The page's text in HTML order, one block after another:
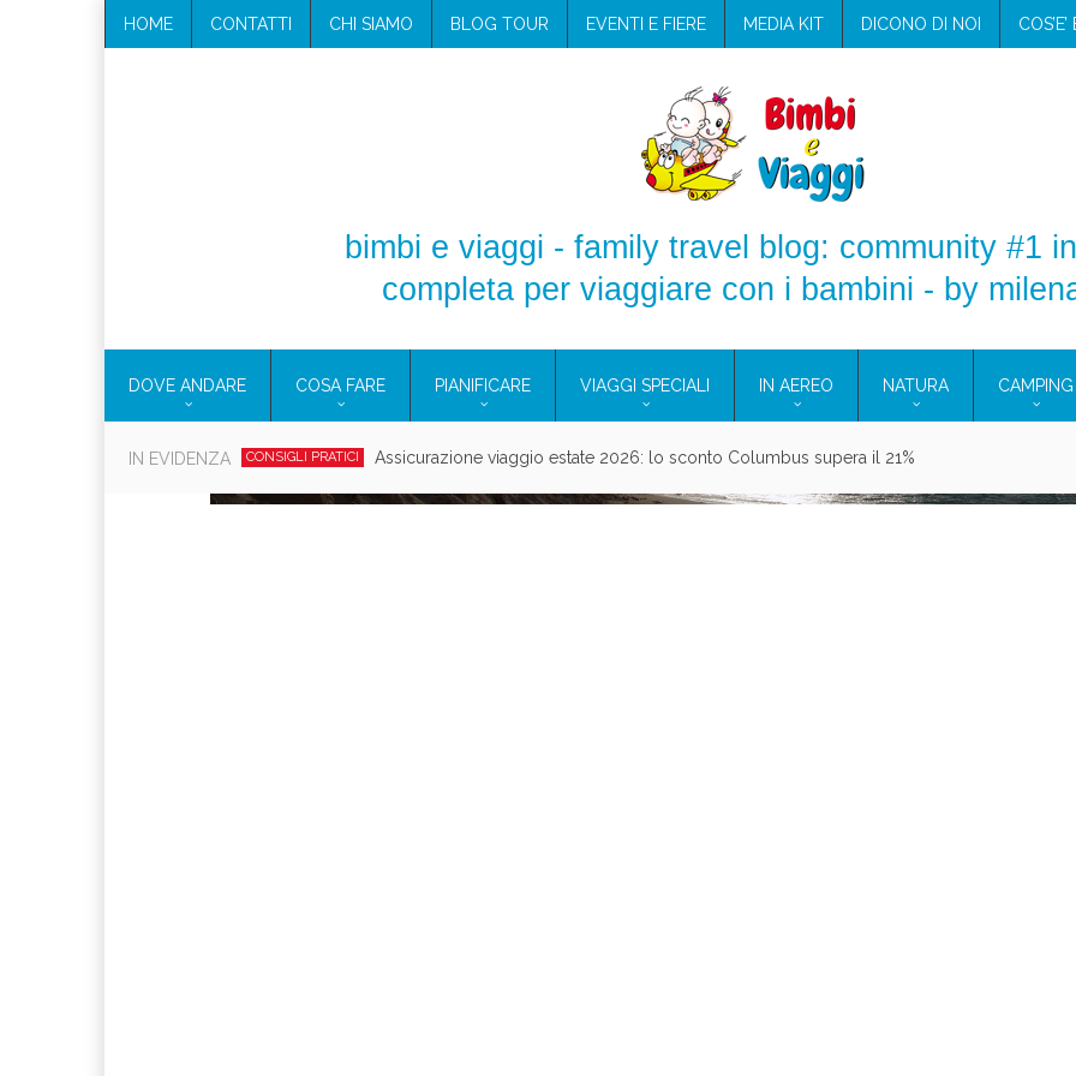
HOME CONTATTI CHI SIAMO BLOG TOUR EVENTI E FIERE MEDIA KIT DICONO DI NOI
bimbi e viaggi - family travel blog: community #1
completa per viaggiare con i bambini - by
DOVE ANDARE COSA FARE PIANIFICARE VIAGGI SPECIALI IN AEREO NATURA CAMPING
IN EVIDENZA CONSIGLI PRATICI Cosmetici solidi in viaggio: i prodotti che hanno conquistato la mia valigia (e la pelle